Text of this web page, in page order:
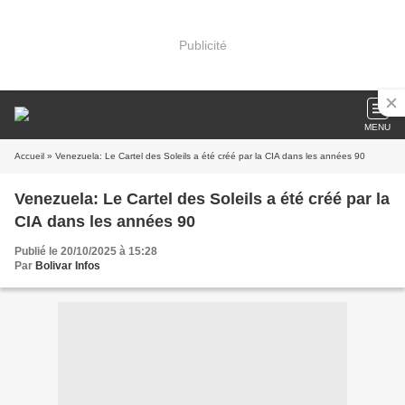
Publicité
MENU
Accueil » Venezuela: Le Cartel des Soleils a été créé par la CIA dans les années 90
Venezuela: Le Cartel des Soleils a été créé par la
CIA dans les années 90
Publié le 20/10/2025 à 15:28
Par Bolivar Infos